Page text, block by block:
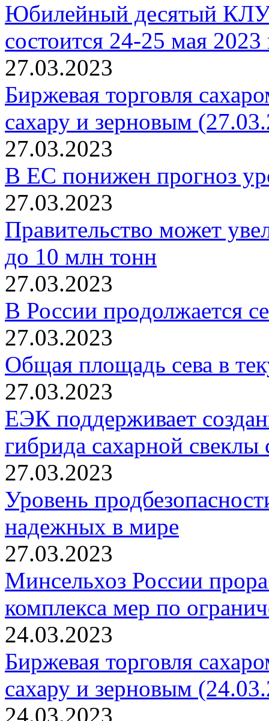
Юбилейный десятый
состоится 24-25 мая 2023
27.03.2023
Биржевая торговля
сахару и зерновым
27.03.2023
В ЕС понижен прогноз
27.03.2023
Правительство может
до 10 млн тонн
27.03.2023
В России продолжается
27.03.2023
Общая площадь сева в
27.03.2023
ЕЭК поддерживает
гибрида сахарной
27.03.2023
Уровень
надежных в мире
27.03.2023
Минсельхоз России
комплекса мер по
24.03.2023
Биржевая торговля
сахару и зерновым
24.03.2023